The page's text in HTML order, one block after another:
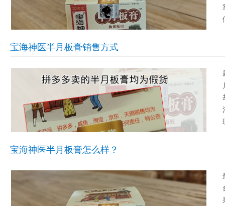
宝海神医半月板膏销售方式
宝海神医半月板膏怎么样？